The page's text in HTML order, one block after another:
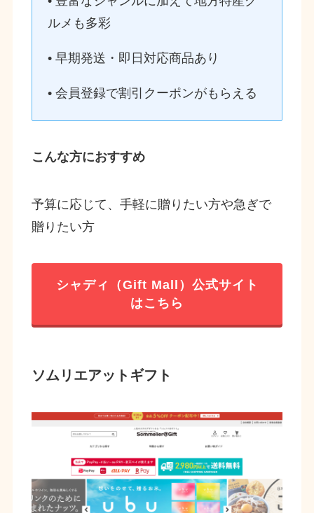
ルメも多彩
• 早期発送・即日対応商品あり
• 会員登録で割引クーポンがもらえる
こんな方におすすめ
予算に応じて、手軽に贈りたい方や急ぎで
贈りたい方
シャディ（Gift Mall）公式サイト
はこちら
ソムリエアットギフト